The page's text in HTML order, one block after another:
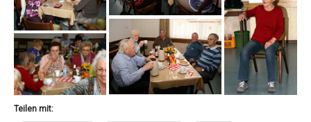
Teilen mit: